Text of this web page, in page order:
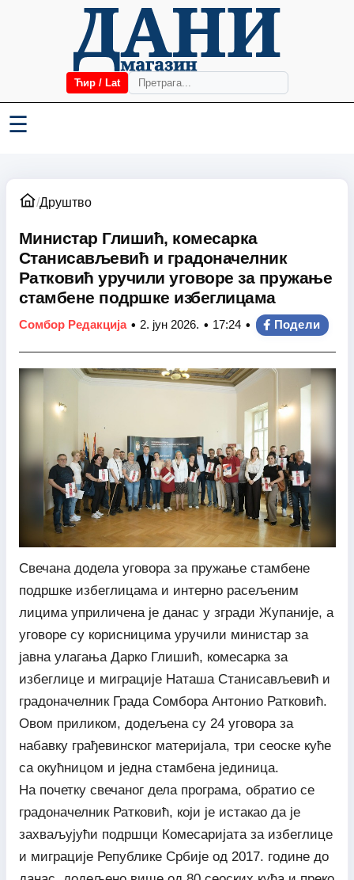
Ћир / Lat
☰
/Друштво
Министар Глишић, комесарка
Станисављевић и градоначелник
Ратковић уручили уговоре за пружање
стамбене подршке избеглицама
Сомбор Редакција • 2. јун 2026. • 17:24 • Подели
Свечана додела уговора за пружање стамбене
подршке избеглицама и интерно расељеним
лицима уприличена је данас у згради Жупаније, а
уговоре су корисницима уручили министар за
јавна улагања Дарко Глишић, комесарка за
избеглице и миграције Наташа Станисављевић и
градоначелник Града Сомбора Антонио Ратковић.
Овом приликом, додељена су 24 уговора за
набавку грађевинског материјала, три сеоске куће
са окућницом и једна стамбена јединица.
На почетку свечаног дела програма, обратио се
градоначелник Ратковић, који је истакао да је
захваљујући подршци Комесаријата за избеглице
и миграције Републике Србије од 2017. године до